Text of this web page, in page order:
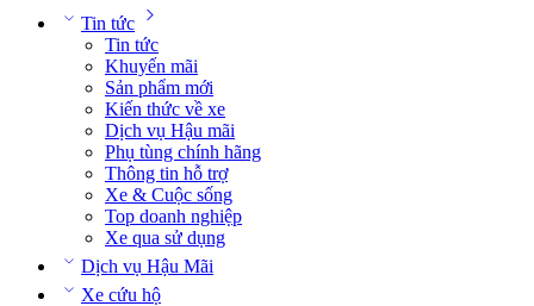
Tin tức
Tin tức
Khuyến mãi
Sản phẩm mới
Kiến thức về xe
Dịch vụ Hậu mãi
Phụ tùng chính hãng
Thông tin hỗ trợ
Xe & Cuộc sống
Top doanh nghiệp
Xe qua sử dụng
Dịch vụ Hậu Mãi
Xe cứu hộ